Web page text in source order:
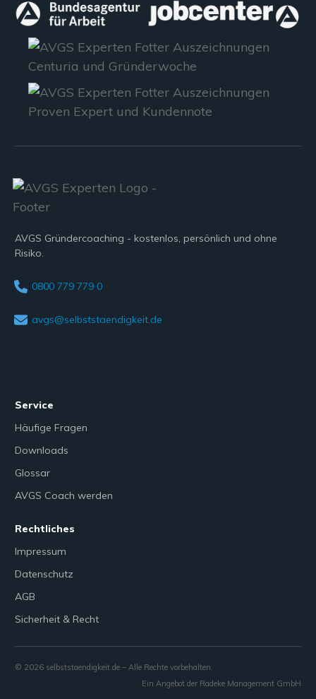
AVGS Gründercoaching - kostenlos, persönlich und ohne
Risiko.
0800 779 779 0
avgs@selbststaendigkeit.de
Service
Häufige Fragen
Downloads
Glossar
AVGS Coach werden
Rechtliches
Impressum
Datenschutz
AGB
Sicherheit & Recht
© 2026 selbststaendigkeit.de – Alle Rechte vorbehalten.
Ein Angebot der Radeke Management GmbH